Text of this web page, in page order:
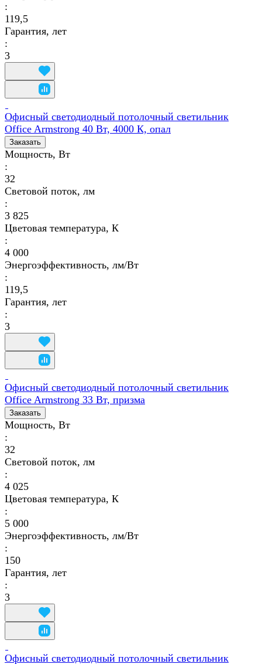
:
119,5
Гарантия, лет
:
3
Офисный светодиодный потолочный светильник
Office Armstrong 40 Вт, 4000 К, опал
Заказать
Мощность, Вт
:
32
Световой поток, лм
:
3 825
Цветовая температура, К
:
4 000
Энергоэффективность, лм/Вт
:
119,5
Гарантия, лет
:
3
Офисный светодиодный потолочный светильник
Office Armstrong 33 Вт, призма
Заказать
Мощность, Вт
:
32
Световой поток, лм
:
4 025
Цветовая температура, К
:
5 000
Энергоэффективность, лм/Вт
:
150
Гарантия, лет
:
3
Офисный светодиодный потолочный светильник